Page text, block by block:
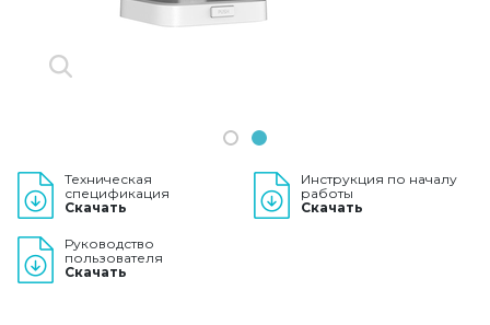
1 2
Техническая
спецификация
Скачать
Инструкция по началу
работы
Скачать
Руководство
пользователя
Скачать